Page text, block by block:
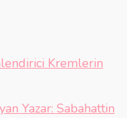
Kremlerin
Yazar: Sabahattin